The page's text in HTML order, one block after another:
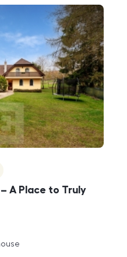
A Place to Truly